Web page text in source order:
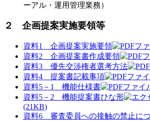
ーアル・運用管理業務）
２ 企画提案実施要領等
資料1 企画提案実施要領
資料2 企画提案書作成要領
資料3 優先交渉権者選考方法
資料4 提案書記載事項
資料5－1 機能仕様書
資料5－2 機能提案書ひな形
(21KB)
資料6 審査委員への接触の禁止に